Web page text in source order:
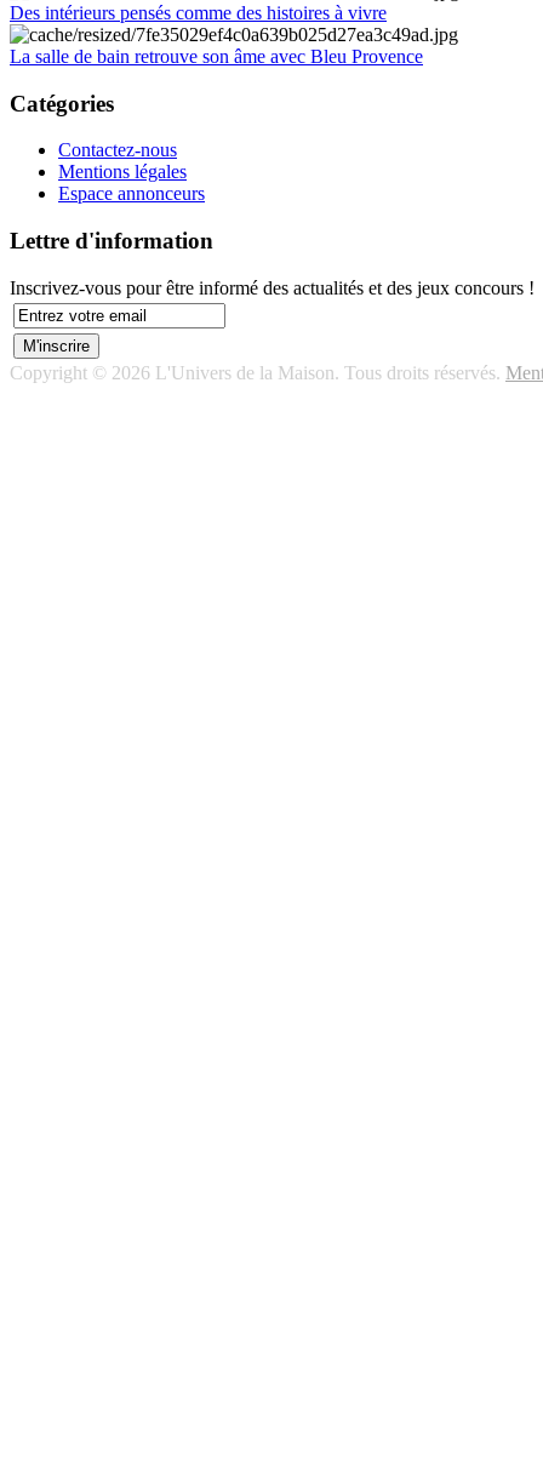
Des intérieurs pensés comme des histoires à vivre
La salle de bain retrouve son âme avec Bleu Provence
Catégories
Contactez-nous
Mentions légales
Espace annonceurs
Lettre d'information
Inscrivez-vous pour être informé des actualités et des jeux concours !
Copyright © 2026 L'Univers de la Maison. Tous droits réservés.